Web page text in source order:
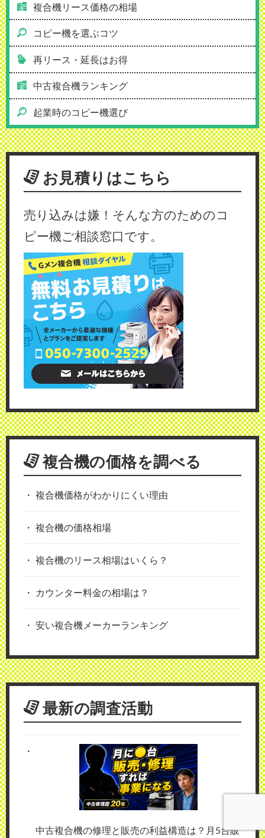
複合機リース価格の相場
コピー機を選ぶコツ
再リース・延長はお得
中古複合機ランキング
起業時のコピー機選び
お見積りはこちら
売り込みは嫌！そんな方のためのコ
ピー機ご相談窓口です。
複合機の価格を調べる
複合機価格がわかりにくい理由
複合機の価格相場
複合機のリース相場はいくら？
カウンター料金の相場は？
安い複合機メーカーランキング
最新の調査活動
中古複合機の修理と販売の利益構造は？月5台販